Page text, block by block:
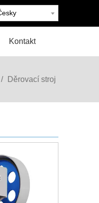
Kontakt
/ Děrovací stroj